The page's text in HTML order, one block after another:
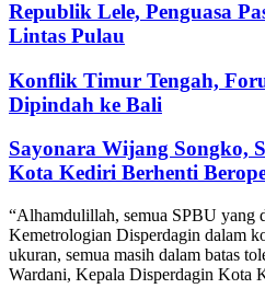
Republik Lele, Penguasa
Lintas Pulau
Konflik Timur Tengah,
Dipindah ke Bali
Sayonara Wijang Songko,
Kota Kediri Berhenti
“Alhamdulillah, semua SPBU yang
Kemetrologian Disperdagin dalam
ukuran, semua masih dalam batas
Wardani, Kepala Disperdagin Kota